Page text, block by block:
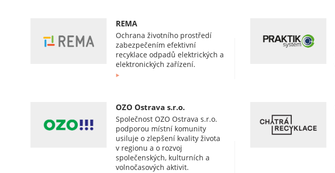
REMA
Ochrana životního prostředí
zabezpečením efektivní
recyklace odpadů elektrických a
elektronických zařízení.
OZO Ostrava s.r.o.
Společnost OZO Ostrava s.r.o.
podporou místní komunity
usiluje o zlepšení kvality života
v regionu a o rozvoj
společenských, kulturních a
volnočasových aktivit.